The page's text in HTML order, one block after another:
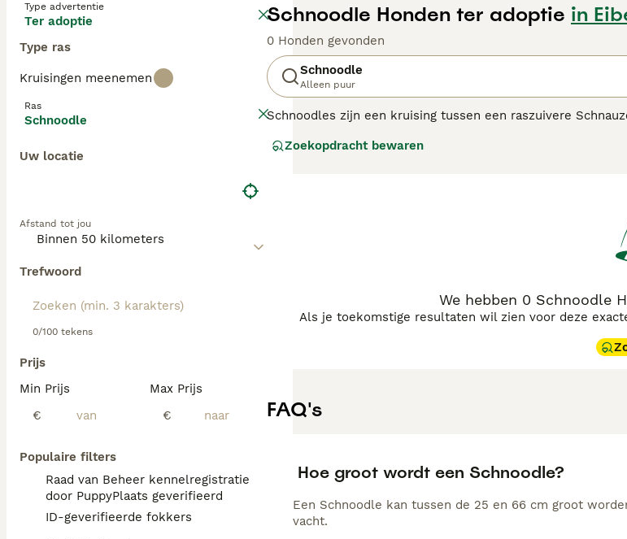
Type advertentie
Ter adoptie
Type ras
Kruisingen meenemen
Ras
Schnoodle
Uw locatie
Afstand tot jou
Trefwoord
0/100 tekens
Prijs
Min Prijs
€
Max Prijs
€
Populaire filters
Raad van Beheer kennelregistratie
door PuppyPlaats geverifieerd
ID-geverifieerde fokkers
Schnoodle Honden ter adoptie in
0 Honden gevonden
Schnoodle
Alleen puur
Schnoodles zijn een kruising tussen een raszuivere
van hun ouders geërfd, maar ze hebben ook veel van hun
Lees onze Schnoodle adviespagina voor informatie over dit
Zoekopdracht bewaren
We hebben 0 Schnoodle
Als je toekomstige resultaten wil zien voor deze
FAQ's
Hoe groot wordt een Schnoodle?
Een Schnoodle kan tussen de 25 en 66 cm groot
vacht.